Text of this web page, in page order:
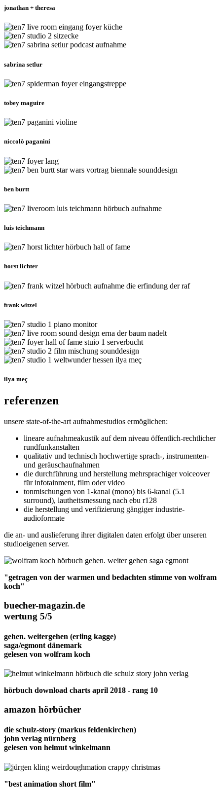
jonathan + theresa
sabrina setlur
tobey maguire
niccolò paganini
ben burtt
luis teichmann
horst lichter
frank witzel
ilya meç
referenzen
unsere state-of-the-art aufnahmestudios ermöglichen:
lineare aufnahmeakustik auf dem niveau öffentlich-rechtlicher
rundfunkanstalten
qualitativ und technisch hochwertige sprach-, instrumenten-
und geräuschaufnahmen
die durchführung und herstellung mehrsprachiger voiceover
für infotainment, film oder video
tonmischungen von 1-kanal (mono) bis 6-kanal (5.1
surround), lautheitsmessung nach ebu r128
die herstellung und verifizierung gängiger industrie-
audioformate
die an- und auslieferung ihrer digitalen daten erfolgt über unseren
studioeigenen server.
"getragen von der warmen und bedachten stimme von wolfram
koch"
buecher-magazin.de
wertung 5/5
gehen. weitergehen (erling kagge)
saga/egmont dänemark
gelesen von wolfram koch
hörbuch download charts april 2018 - rang 10
amazon hörbücher
die schulz-story (markus feldenkirchen)
john verlag nürnberg
gelesen von helmut winkelmann
"best animation short film"